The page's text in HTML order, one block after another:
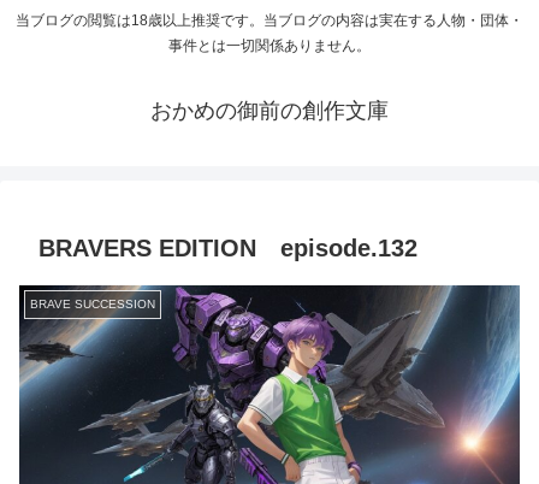
当ブログの閲覧は18歳以上推奨です。当ブログの内容は実在する人物・団体・
事件とは一切関係ありません。
おかめの御前の創作文庫
BRAVERS EDITION episode.132
BRAVE SUCCESSION